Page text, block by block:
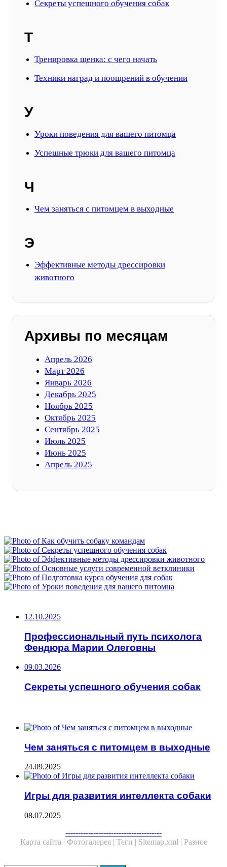
Секреты успешного обучения собак
Т
Тренировка щенка: с чего начать
Техники наград и поощрений в обучении
У
Уроки поведения для вашего питомца
Успешные трюки для вашего питомца
Ч
Чем заняться с питомцем в выходные
Э
Эффективные методы дрессировки
животного
Архивы по месяцам
Апрель 2026
Март 2026
Январь 2026
Декабрь 2025
Ноябрь 2025
Октябрь 2025
Сентябрь 2025
Июль 2025
Июнь 2025
Апрель 2025
12.10.2025
Профессиональный путь психолога
Фендюра Марии Олеговны
09.03.2026
Секреты успешного обучения собак
Чем заняться с питомцем в выходные
24.09.2025
Игры для развития интеллекта собаки
08.07.2025
--------------------------------------
Карта сайта | Фотогалерея | Теги | Sitemap.xml | Разное